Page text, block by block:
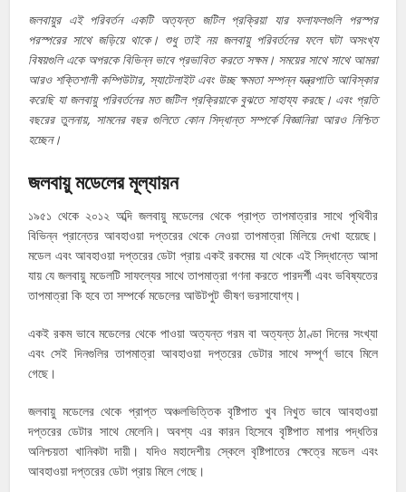
জলবায়ুর এই পরিবর্তন একটি অত্যন্ত জটিল প্রক্রিয়া যার ফলাফলগুলি পরস্পর
পরস্পরের সাথে জড়িয়ে থাকে। শুধু তাই নয় জলবায়ু পরিবর্তনের ফলে ঘটা অসংখ্য
বিষয়গুলি একে অপরকে বিভিন্ন ভাবে প্রভাবিত করতে সক্ষম। সময়ের সাথে সাথে আমরা
আরও শক্তিশালী কম্পিউটার, স্যাটেলাইট এবং উচ্ছ ক্ষমতা সম্পন্ন যন্ত্রপাতি আবিস্কার
করেছি যা জলবায়ু পরিবর্তনের মত জটিল প্রক্রিয়াকে বুঝতে সাহায্য করছে। এবং প্রতি
বছরের তুলনায়, সামনের বছর গুলিতে কোন সিদ্ধান্ত সম্পর্কে বিজ্ঞানিরা আরও নিশ্চিত
হচ্ছেন।
জলবায়ু মডেলের মূল্যায়ন
১৯৫১ থেকে ২০১২ অব্দি জলবায়ু মডেলের থেকে প্রাপ্ত তাপমাত্রার সাথে পৃথিবীর
বিভিন্ন প্রান্তের আবহাওয়া দপ্তরের থেকে নেওয়া তাপমাত্রা মিলিয়ে দেখা হয়েছে।
মডেল এবং আবহাওয়া দপ্তরের ডেটা প্রায় একই রকমের যা থেকে এই সিদ্ধান্তে আসা
যায় যে জলবায়ু মডেলটি সাফল্যের সাথে তাপমাত্রা গণনা করতে পারদর্শী এবং ভবিষ্যতের
তাপমাত্রা কি হবে তা সম্পর্কে মডেলের আউটপুট ভীষণ ভরসাযোগ্য।
একই রকম ভাবে মডেলের থেকে পাওয়া অত্যন্ত গরম বা অত্যন্ত ঠাণ্ডা দিনের সংখ্যা
এবং সেই দিনগুলির তাপমাত্রা আবহাওয়া দপ্তরের ডেটার সাথে সম্পূর্ণ ভাবে মিলে
গেছে।
জলবায়ু মডেলের থেকে প্রাপ্ত অঞ্চলভিত্তিক বৃষ্টিপাত খুব নিখুত ভাবে আবহাওয়া
দপ্তরের ডেটার সাথে মেলেনি। অবশ্য এর কারন হিসেবে বৃষ্টিপাত মাপার পদ্ধতির
অনিশ্চয়তা খানিকটা দায়ী। যদিও মহাদেশীয় স্কেলে বৃষ্টিপাতের ক্ষেত্রে মডেল এবং
আবহাওয়া দপ্তরের ডেটা প্রায় মিলে গেছে।